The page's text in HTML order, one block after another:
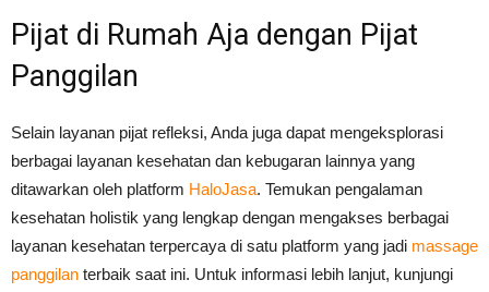
Pijat di Rumah Aja dengan Pijat
Panggilan
Selain layanan pijat refleksi, Anda juga dapat mengeksplorasi
berbagai layanan kesehatan dan kebugaran lainnya yang
ditawarkan oleh platform HaloJasa. Temukan pengalaman
kesehatan holistik yang lengkap dengan mengakses berbagai
layanan kesehatan terpercaya di satu platform yang jadi massage
panggilan terbaik saat ini. Untuk informasi lebih lanjut, kunjungi